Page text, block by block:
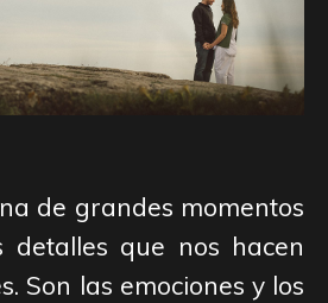
de grandes momentos
detalles que nos hacen
Son las emociones y los